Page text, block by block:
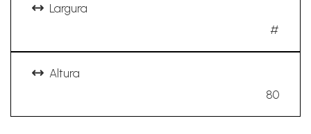
Largura
#
Altura
80